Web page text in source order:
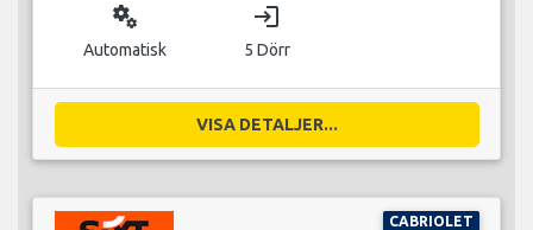
miscellaneous_services
Automatisk
login
5 Dörr
VISA DETALJER...
CABRIOLET